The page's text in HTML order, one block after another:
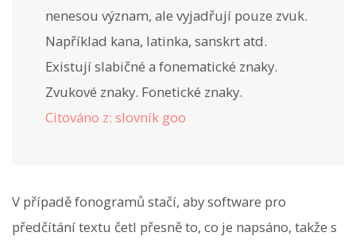
nenesou význam, ale vyjadřují pouze zvuk.
Například kana, latinka, sanskrt atd.
Existují slabičné a fonematické znaky.
Zvukové znaky. Fonetické znaky.
Citováno z: slovník goo
V případě fonogramů stačí, aby software pro
předčítání textu četl přesně to, co je napsáno, takže s